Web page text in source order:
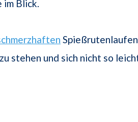
im Blick.
stehen und sich nicht so